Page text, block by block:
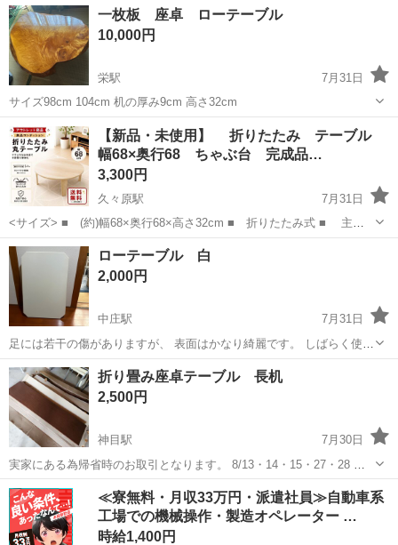
つけします。 【状態】 中古品のため多少のキズ・スレはありますが、
全体的に...
岡山 久米郡 弓削駅 テーブル
一枚板 座卓 ローテーブル
10,000円
栄駅
7月31日
サイズ98cm 104cm 机の厚み9cm 高さ32cm
岡山 倉敷市 栄駅 テーブル
【新品・未使用】 折りたたみ テーブル
幅68×奥行68 ちゃぶ台 完成品…
3,300円
久々原駅
7月31日
<サイズ> ■ (約)幅68×奥行68×高さ32cm ■ 折りたたみ式 ■ 主材:
メラミン樹脂化粧繊維板 まるで天然木のような古木調の色合いと木目
感の再現にこだわった円形テーブル。折りたたみ機能付き...
岡山 岡山市 久々原駅 テーブル
ローテーブル 白
2,000円
中庄駅
7月31日
足には若干の傷がありますが、 表面はかなり綺麗です。 しばらく使っ
てなかったので 出品します。
岡山 倉敷市 中庄駅 テーブル
折り畳み座卓テーブル 長机
2,500円
神目駅
7月30日
実家にある為帰省時のお取引となります。 8/13・14・15・27・28 座
卓長机・高さ33cm 中古品ですので 傷・錆びが一部ありが法事などで
数回使用しただけなのでキレイです。 箱ありますが汚れ傷みガム...
岡山 久米郡 神目駅 テーブル
≪寮無料・月収33万円・派遣社員≫自動車系
工場での機械操作・製造オペレーター …
時給1,400円